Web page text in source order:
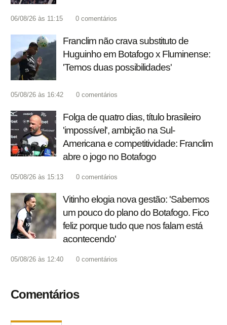
06/08/26 às 11:15 0 comentários
Franclim não crava substituto de
Huguinho em Botafogo x Fluminense:
'Temos duas possibilidades'
05/08/26 às 16:42 0 comentários
Folga de quatro dias, título brasileiro
'impossível', ambição na Sul-
Americana e competitividade: Franclim
abre o jogo no Botafogo
05/08/26 às 15:13 0 comentários
Vitinho elogia nova gestão: 'Sabemos
um pouco do plano do Botafogo. Fico
feliz porque tudo que nos falam está
acontecendo'
05/08/26 às 12:40 0 comentários
Comentários